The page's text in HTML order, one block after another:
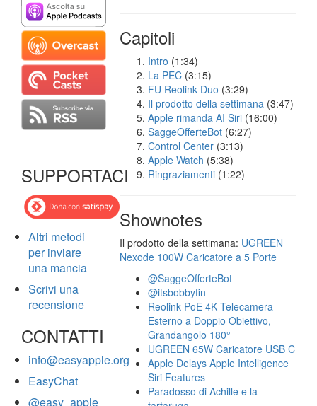
SUPPORTACI
Altri metodi
per inviare
una mancia
Scrivi una
recensione
CONTATTI
info@easyapple.org
EasyChat
@easy_apple
Capitoli
Intro (1:34)
La PEC (3:15)
FU Reolink Duo (3:29)
Il prodotto della settimana (3:47)
Apple rimanda AI Siri (16:00)
SaggeOfferteBot (6:27)
Control Center (3:13)
Apple Watch (5:38)
Ringraziamenti (1:22)
Shownotes
Il prodotto della settimana: UGREEN
Nexode 100W Caricatore a 5 Porte
@SaggeOfferteBot
@itsbobbyfin
Reolink PoE 4K Telecamera
Esterno a Doppio Obiettivo,
Grandangolo 180°
UGREEN 65W Caricatore USB C
Apple Delays Apple Intelligence
Siri Features
Paradosso di Achille e la